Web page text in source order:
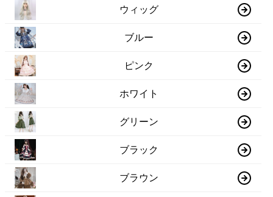
ウィッグ
ブルー
ピンク
ホワイト
グリーン
ブラック
ブラウン